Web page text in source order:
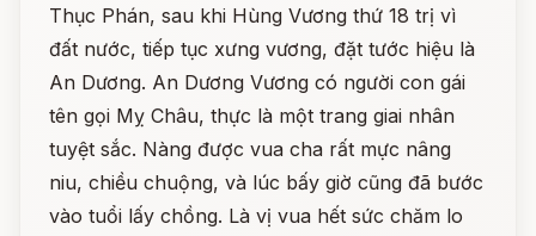
Thục Phán, sau khi Hùng Vương thứ 18 trị vì
đất nước, tiếp tục xưng vương, đặt tước hiệu là
An Dương. An Dương Vương có người con gái
tên gọi Mỵ Châu, thực là một trang giai nhân
tuyệt sắc. Nàng được vua cha rất mực nâng
niu, chiều chuộng, và lúc bấy giờ cũng đã bước
vào tuổi lấy chồng. Là vị vua hết sức chăm lo